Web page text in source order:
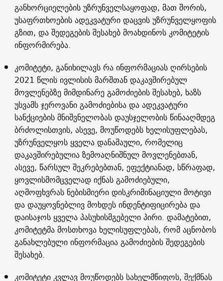
განხორციელების უზრუნველსაყოფად, მათ შორის,
უსაფრთხოების ადეკვატური დაცვის უზრუნველყოფის
გზით, და შედეგების შესახებ მოახდინოს კომიტეტის
ინფორმირება.
კომიტეტი, განიხილავს რა ინფორმაციას ღირსების
2021 წლის ივლისის მარშთან დაკავშირებულ
მოვლენებზე მიმდინარე გამოძიების შესახებ, ხაზს
უსვამს ჯეროვანი გამოძიებისა და ადეკვატური
სანქციების მნიშვნელობას დაუსჯელობის წინააღმდეგ
ბრძოლისთვის, ასევე, მოუწოდებს ხელისუფლებას,
უზრუნველყოს ყველა დანაშაული, რომელიც
დაკავშირებულია ზემოაღნიშნულ მოვლენებთან,
ასევე, წარსულ შეკრებებთან, ეფექტიანად, სწრაფად,
ყოვლისმომცველად იქნას გამოძიებული,
აღმოფხვრას ნებისმიერი დისკრიმინაციული მოტივი
და დაუყოვნებლივ მოხდეს ინდენტიფიცირება და
დაისაჯოს ყველა პასუხისმგებელი პირი. დამატებით,
კომიტეტმა მოსთხოვა ხელისუფლებას, რომ აცნობოს
განახლებული ინფორმაცია გამოძიების შედეგების
შესახებ.
კომიტეტი კვლავ მოუწოდებს სახელმწიფოს, შექმნას